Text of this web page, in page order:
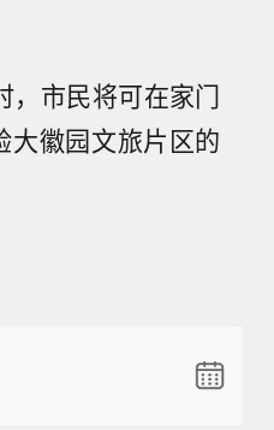
，市民将可在家门
大徽园文旅片区的
攻坚五轴、